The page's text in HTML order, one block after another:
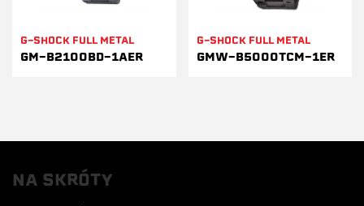
G-SHOCK FULL METAL
GM-B2100BD-1AER
G-SHOCK FULL METAL
GMW-B5000TCM-1ER
NA SKRÓTY